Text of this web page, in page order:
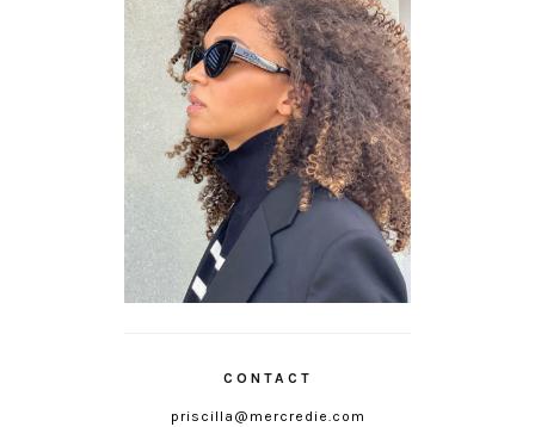
CONTACT
priscilla@mercredie.com